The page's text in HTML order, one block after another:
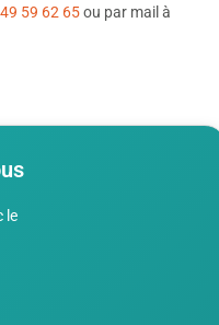
59 62 65ou par mail à
le